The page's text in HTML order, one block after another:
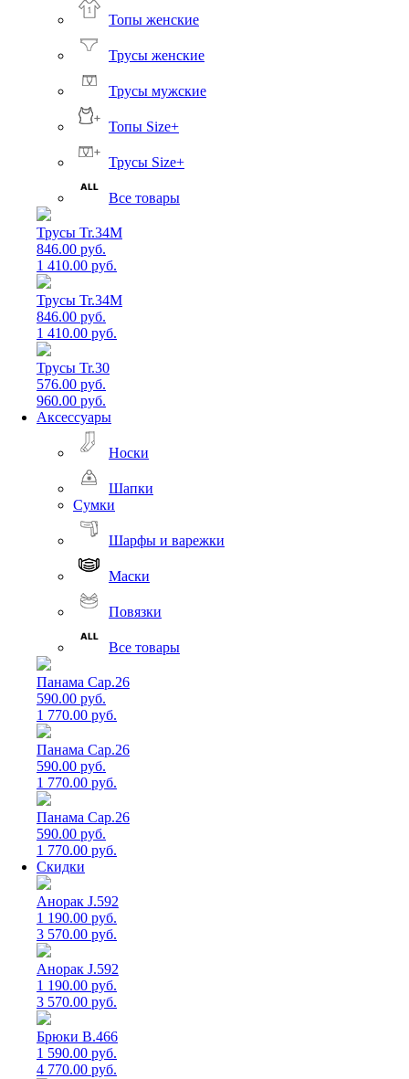
Топы женские
Трусы женские
Трусы мужские
Топы Size+
Трусы Size+
Все товары
Трусы Tr.34M
846.00 руб.
1 410.00 руб.
Трусы Tr.34M
846.00 руб.
1 410.00 руб.
Трусы Tr.30
576.00 руб.
960.00 руб.
Аксессуары
Носки
Шапки
Сумки
Шарфы и варежки
Маски
Повязки
Все товары
Панама Cap.26
590.00 руб.
1 770.00 руб.
Панама Cap.26
590.00 руб.
1 770.00 руб.
Панама Cap.26
590.00 руб.
1 770.00 руб.
Скидки
Анорак J.592
1 190.00 руб.
3 570.00 руб.
Анорак J.592
1 190.00 руб.
3 570.00 руб.
Брюки B.466
1 590.00 руб.
4 770.00 руб.